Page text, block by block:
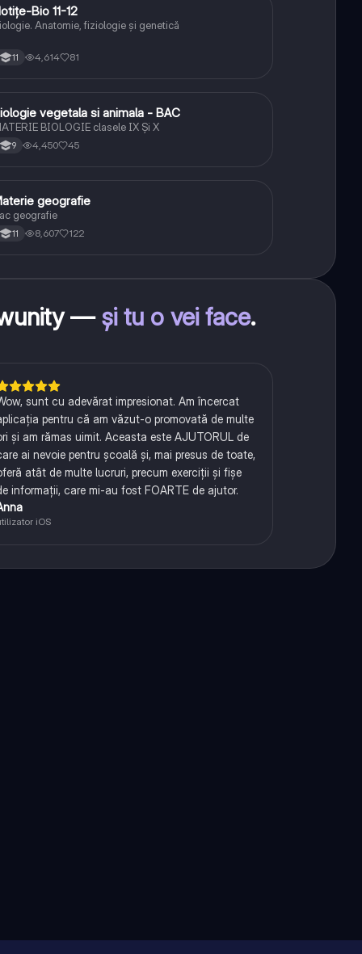
BiologieBio 11-12
Anatomie, fiziologie și genetică
11 4,614 81
Biologievegetala si animala - BAC
BIOLOGIE clasele IX Şi X
9 4,450 45
Geografiegeografie
geografie
11 8,607 122
—și tu o vei face.
sunt cu adevărat impresionat. Am încercat
pentru că am văzut-o promovată de multe
și am rămas uimit. Aceasta este AJUTORUL de
ai nevoie pentru școală și, mai presus de toate,
atât de multe lucruri, precum exerciții și fișe
informații, care mi-au fost FOARTE de ajutor.
iOS